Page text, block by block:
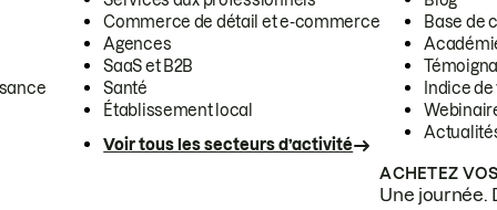
Commerce de détail et e-commerce
Agences
SaaS et B2B
Santé
Établissement local
Voir tous les secteurs d’activité
Base de
Indice
ACHETEZ
Une journée.